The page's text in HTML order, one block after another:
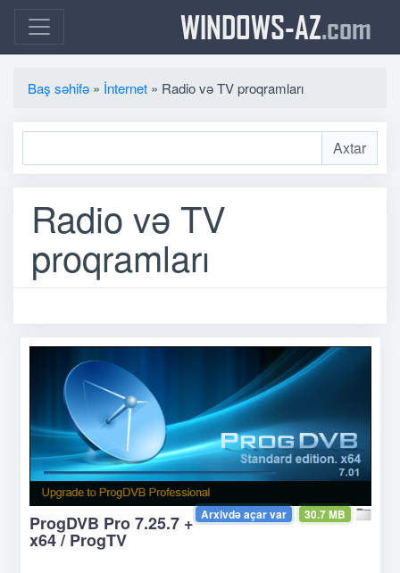
WINDOWS-AZ.com
Baş səhifə » İnternet » Radio və TV proqramları
Radio və TV
proqramları
30.7 MB
Arxivdə açar var
ProgDVB Pro 7.25.7 +
x64 / ProgTV